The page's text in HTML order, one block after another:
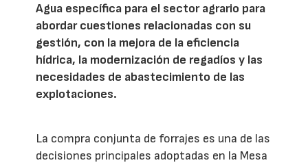
Agua específica para el sector agrario para
abordar cuestiones relacionadas con su
gestión, con la mejora de la eficiencia
hídrica, la modernización de regadíos y las
necesidades de abastecimiento de las
explotaciones.
La compra conjunta de forrajes es una de las
decisiones principales adoptadas en la Mesa